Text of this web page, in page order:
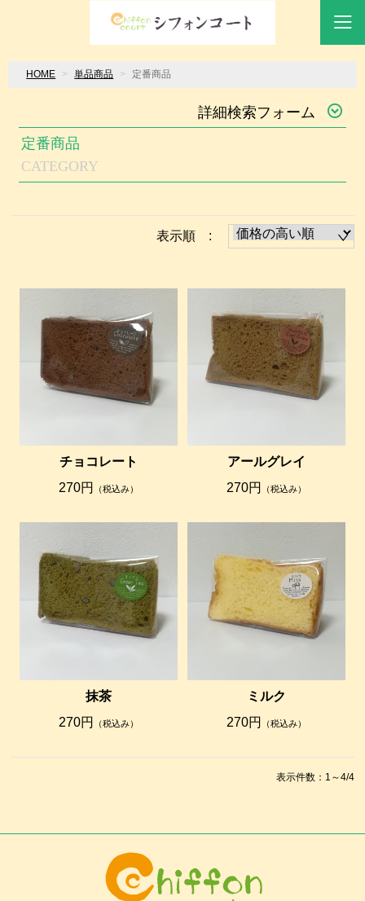
HOME 単品商品 定番商品
詳細検索フォーム
CATEGORY
定番商品
表示順 :
チョコレート
270円
（税込み）
アールグレイ
270円
（税込み）
抹茶
270円
（税込み）
ミルク
270円
（税込み）
表示件数：1～4/4